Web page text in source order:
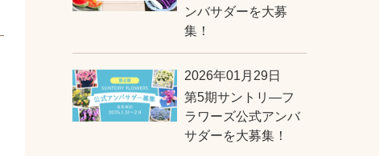
ンバサダーを大募
集！
2026年01月29日
第5期サントリ―フ
ラワーズ公式アンバ
サダーを大募集！